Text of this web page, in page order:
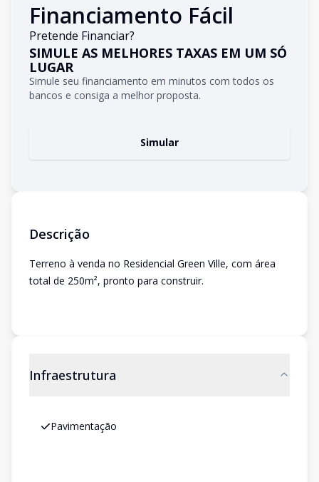
Financiamento Fácil
Pretende Financiar?
SIMULE AS MELHORES TAXAS EM UM SÓ
LUGAR
Simule seu financiamento em minutos com todos os
bancos e consiga a melhor proposta.
Simular
Descrição
Terreno à venda no Residencial Green Ville, com área
total de 250m², pronto para construir.
Infraestrutura
Pavimentação